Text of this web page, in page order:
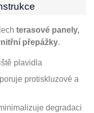
terasové panely,
přepážky.
plavidla
protiskluzové a
degradaci